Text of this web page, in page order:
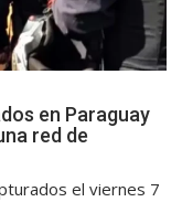
en Paraguay
red de
el viernes 7